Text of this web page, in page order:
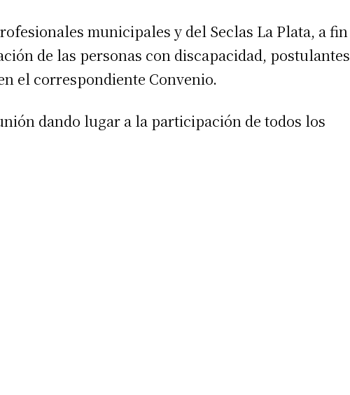
municipales y del Seclas La Plata, a fin
de las personas con discapacidad, postulantes
el correspondiente Convenio.
dando lugar a la participación de todos los